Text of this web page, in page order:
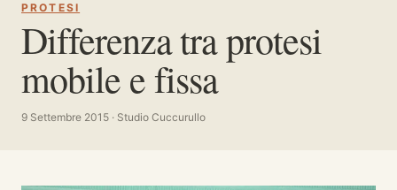
PROTESI
Differenza tra protesi
mobile e fissa
9 Settembre 2015 · Studio Cuccurullo